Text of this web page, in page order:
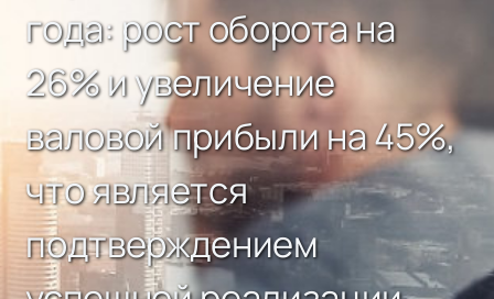
года: рост оборота на
26% и увеличение
валовой прибыли на 45%,
что является
подтверждением